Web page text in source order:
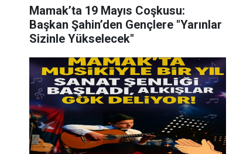
Mamak’ta 19 Mayıs Coşkusu:
Başkan Şahin’den Gençlere "Yarınlar
Sizinle Yükselecek"